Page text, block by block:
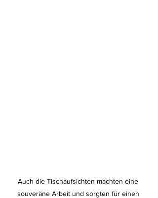
Auch die Tischaufsichten machten eine
souveräne Arbeit und sorgten für einen